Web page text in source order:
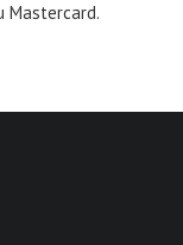
Mastercard.